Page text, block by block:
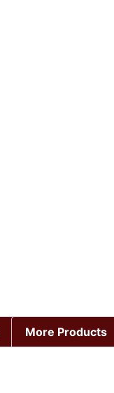
More Products